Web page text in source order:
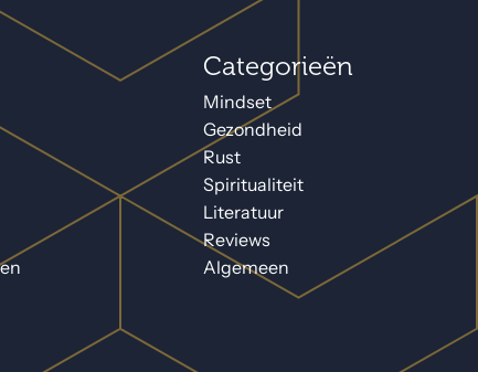
Categorieën
Mindset
Gezondheid
Rust
Spiritualiteit
Literatuur
Reviews
Algemeen